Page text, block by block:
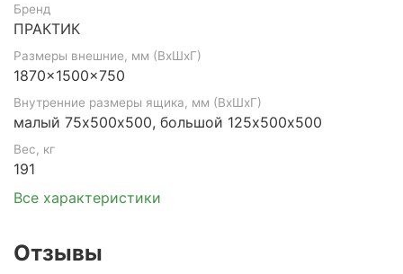
Бренд
ПРАКТИК
Размеры внешние, мм (ВхШхГ)
1870x1500x750
Внутренние размеры ящика, мм (ВхШхГ)
малый 75х500х500, большой 125х500х500
Вес, кг
191
Все характеристики
Отзывы